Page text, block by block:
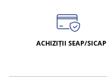
ACHIZIȚII SEAP/SICAP